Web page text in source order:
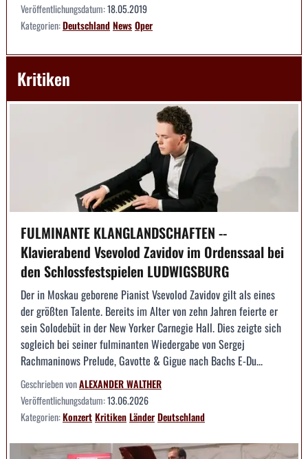
Veröffentlichungsdatum:18.05.2019
Kategorien:DeutschlandNewsOper
Kritiken
FULMINANTE KLANGLANDSCHAFTEN --
Klavierabend Vsevolod Zavidov im Ordenssaal bei
den Schlossfestspielen LUDWIGSBURG
Der in Moskau geborene Pianist Vsevolod Zavidov gilt als eines
der größten Talente. Bereits im Alter von zehn Jahren feierte er
sein Solodebüt in der New Yorker Carnegie Hall. Dies zeigte sich
sogleich bei seiner fulminanten Wiedergabe von Sergej
Rachmaninows Prelude, Gavotte & Gigue nach Bachs E-Du...
Geschrieben vonALEXANDER WALTHER
Veröffentlichungsdatum:13.06.2026
Kategorien:KonzertKritikenLänderDeutschland